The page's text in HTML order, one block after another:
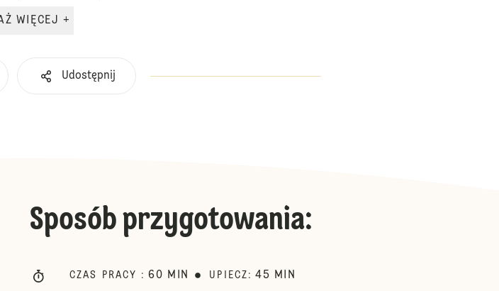
POKAŻ WIĘCEJ +
Udostępnij
Sposób przygotowania:
CZAS PRACY : 60 MIN UPIECZ : 45 MIN